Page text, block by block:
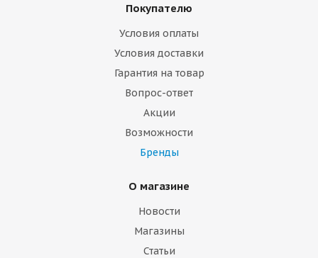
Покупателю
Условия оплаты
Условия доставки
Гарантия на товар
Вопрос-ответ
Акции
Возможности
Бренды
О магазине
Новости
Магазины
Статьи